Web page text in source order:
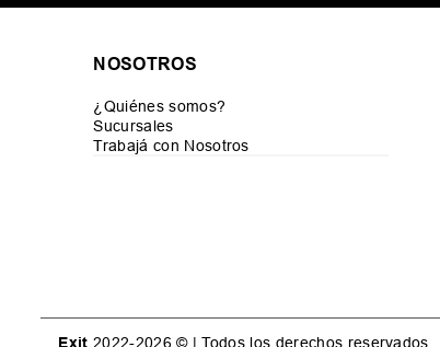
NOSOTROS
¿Quiénes somos?
Sucursales
Trabajá con Nosotros
Exit 2022-2026 © | Todos los derechos reservados